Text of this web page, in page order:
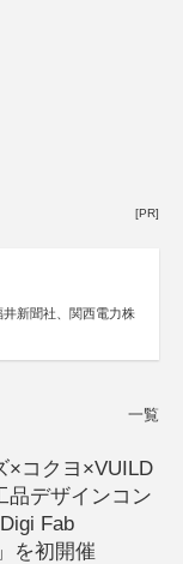
[PR]
新聞社、関西電力株
一覧
×コクヨ×VUILD
品デザインコン
Fab
を初開催